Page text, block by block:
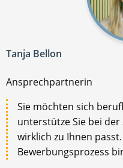
Tanja Bellon
Ansprechpartnerin
Sie möchten sich
unterstütze Sie bei der
wirklich zu Ihnen
Bewerbungsprozess